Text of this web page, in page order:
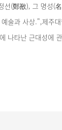
선(鄭敾), 그 명성(
술과 사상.",제주
나타난 근대성에